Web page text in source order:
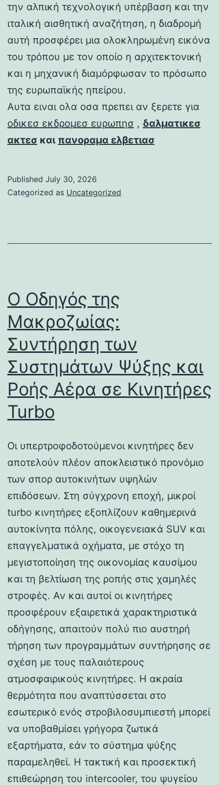
την αλπική τεχνολογική υπέρβαση και την
ιταλική αισθητική αναζήτηση, η διαδρομή
αυτή προσφέρει μια ολοκληρωμένη εικόνα
του τρόπου με τον οποίο η αρχιτεκτονική
και η μηχανική διαμόρφωσαν το πρόσωπο
της ευρωπαϊκής ηπείρου.
Αυτα ειναι ολα οσα πρεπει αν ξερετε για
οδικεσ εκδρομεσ ευρωπησ , δαλματικεσ
ακτεσ και πανοραμα ελβετιασ
Published July 30, 2026
Categorized as Uncategorized
Ο Οδηγός της
Μακροζωίας:
Συντήρηση των
Συστημάτων Ψύξης και
Ροής Αέρα σε Κινητήρες
Turbo
Οι υπερτροφοδοτούμενοι κινητήρες δεν
αποτελούν πλέον αποκλειστικό προνόμιο
των σπορ αυτοκινήτων υψηλών
επιδόσεων. Στη σύγχρονη εποχή, μικροί
turbo κινητήρες εξοπλίζουν καθημερινά
αυτοκίνητα πόλης, οικογενειακά SUV και
επαγγελματικά οχήματα, με στόχο τη
μεγιστοποίηση της οικονομίας καυσίμου
και τη βελτίωση της ροπής στις χαμηλές
στροφές. Αν και αυτοί οι κινητήρες
προσφέρουν εξαιρετικά χαρακτηριστικά
οδήγησης, απαιτούν πολύ πιο αυστηρή
τήρηση των προγραμμάτων συντήρησης σε
σχέση με τους παλαιότερους
ατμοσφαιρικούς κινητήρες. Η ακραία
θερμότητα που αναπτύσσεται στο
εσωτερικό ενός στροβιλοσυμπιεστή μπορεί
να υποβαθμίσει γρήγορα ζωτικά
εξαρτήματα, εάν το σύστημα ψύξης
παραμεληθεί. Η τακτική και προσεκτική
επιθεώρηση του intercooler, του ψυγείου